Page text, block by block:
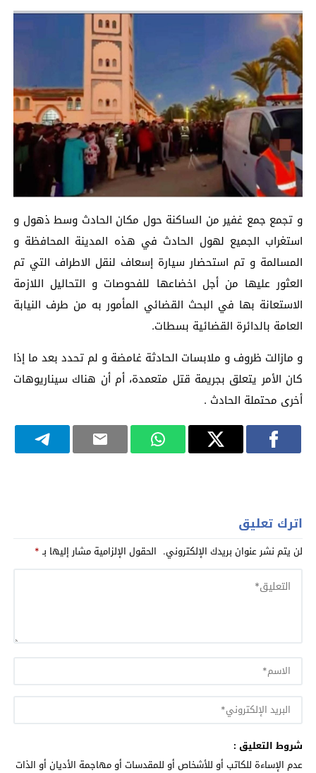
و تجمع جمع غفير من الساكنة حول مكان الحادث وسط ذهول و
استغراب الجميع لهول الحادث في هذه المدينة المحافظة و
المسالمة و تم استحضار سيارة إسعاف لنقل الاطراف التي تم
العثور عليها من أجل اخضاعها للفحوصات و التحاليل اللازمة
الاستعانة بها في البحث القضائي المأمور به من طرف النيابة
العامة بالدائرة القضائية بسطات.
و مازالت ظروف و ملابسات الحادثة غامضة و لم تحدد بعد ما إذا
كان الأمر يتعلق بجريمة قتل متعمدة، أم أن هناك سيناريوهات
أخرى محتملة الحادث .
اترك تعليق
لن يتم نشر عنوان بريدك الإلكتروني. الحقول الإلزامية مشار إليها بـ*
شروط التعليق :
عدم الإساءة للكاتب أو للأشخاص أو للمقدسات أو مهاجمة الأديان أو الذات